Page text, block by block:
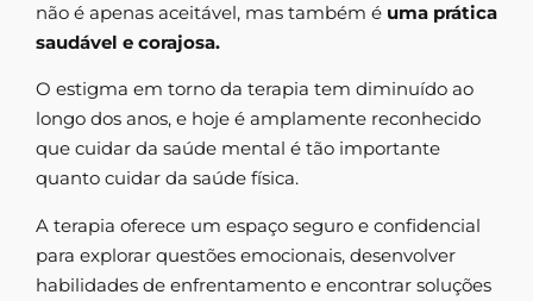
não é apenas aceitável, mas também é uma prática
saudável e corajosa.
O estigma em torno da terapia tem diminuído ao
longo dos anos, e hoje é amplamente reconhecido
que cuidar da saúde mental é tão importante
quanto cuidar da saúde física.
A terapia oferece um espaço seguro e confidencial
para explorar questões emocionais, desenvolver
habilidades de enfrentamento e encontrar soluções